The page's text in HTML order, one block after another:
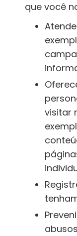
que você
visitar